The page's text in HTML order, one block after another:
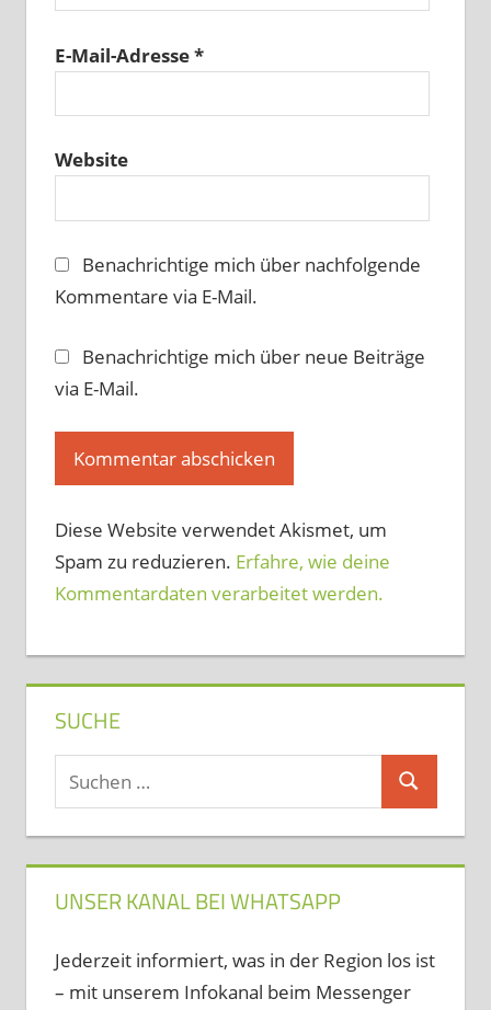
E-Mail-Adresse*
Website
Benachrichtige mich über nachfolgende
Kommentare via E-Mail.
Benachrichtige mich über neue Beiträge
via E-Mail.
Diese Website verwendet Akismet, um
Spam zu reduzieren. Erfahre, wie deine
Kommentardaten verarbeitet werden.
SUCHE
Suchen
nach:
Suchen
UNSER KANAL BEI WHATSAPP
Jederzeit informiert, was in der Region los ist
– mit unserem Infokanal beim Messenger